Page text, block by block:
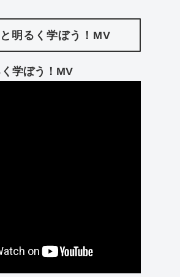
明るく学ぼう！MV
学ぼう！MV